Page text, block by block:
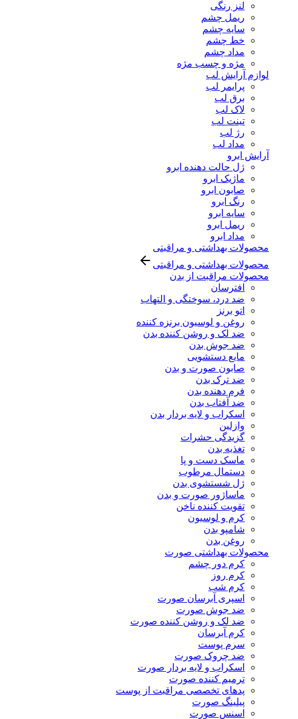
لنز رنگی
ریمل چشم
سایه چشم
خط چشم
مداد چشم
مژه و چسب مژه
لوازم آرایش لب
پرایمر لب
برق لب
لاک لب
تینت لب
رژ لب
مداد لب
آرایش ابرو
ژل حالت دهنده ابرو
ماژیک ابرو
صابون ابرو
رنگ ابرو
سایه ابرو
ریمل ابرو
مداد ابرو
محصولات بهداشتی و مراقبتی
محصولات بهداشتی و مراقبتی
محصولات مراقبت از بدن
افترسان
ضد درد، سوختگی و التهاب
اتو برنز
روغن و لوسیون برنزه کننده
ضد لک و روشن کننده بدن
ضد جوش بدن
مایع دستشویی
صابون صورت و بدن
ضد ترک بدن
فرم دهنده بدن
ضد آفتاب بدن
اسکراب و لایه بردار بدن
وازلین
گزیدگی حشرات
تغذیه بدن
ماسک دست و پا
دستمال مرطوب
ژل شستشوی بدن
ماساژور صورت و بدن
تقویت کننده ناخن
کرم و لوسیون
شامپو بدن
روغن بدن
محصولات بهداشتی صورت
کرم دور چشم
کرم روز
کرم شب
اسپری آبرسان صورت
ضد جوش صورت
ضد لک و روشن کننده صورت
کرم آبرسان
سرم پوست
ضد چروک صورت
اسکراب و لایه بردار صورت
ترمیم کننده صورت
پدهای تخصصی مراقبت از پوست
پیلینگ صورت
اسنس صورت